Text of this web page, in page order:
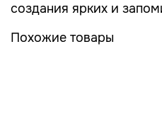
создания ярких и
Похожие товары